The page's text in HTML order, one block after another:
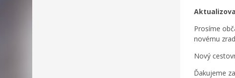
Prosíme
novému
Nový
Ďakujeme